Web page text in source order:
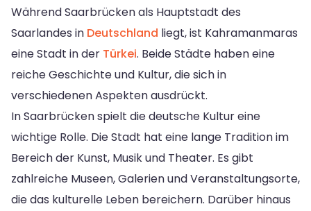
Während Saarbrücken als Hauptstadt des
Saarlandes in Deutschland liegt, ist Kahramanmaras
eine Stadt in der Türkei. Beide Städte haben eine
reiche Geschichte und Kultur, die sich in
verschiedenen Aspekten ausdrückt.
In Saarbrücken spielt die deutsche Kultur eine
wichtige Rolle. Die Stadt hat eine lange Tradition im
Bereich der Kunst, Musik und Theater. Es gibt
zahlreiche Museen, Galerien und Veranstaltungsorte,
die das kulturelle Leben bereichern. Darüber hinaus